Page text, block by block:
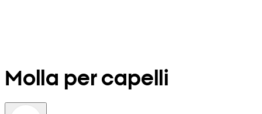
Molla per capelli